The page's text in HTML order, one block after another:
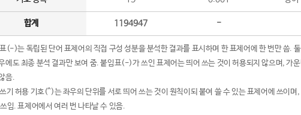
합계 1194947 -
(-)는 독립된 단어 표제어의 직접 구성 성분을 분석한 결과를 표시하며 한 표제어에 한 번만 씀.
에도 최종 분석 결과만 보여 줌. 붙임표(-)가 쓰인 표제어는 띄어 쓰는 것이 허용되지 않으며, 가
음.
기 허용 기호(^)는 좌우의 단위를 서로 띄어 쓰는 것이 원칙이되 붙여 쓸 수 있는 표제어에 쓰이며,
임. 표제어에서 여러 번 나타날 수 있음.